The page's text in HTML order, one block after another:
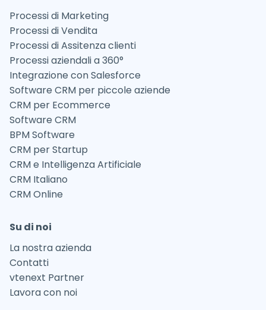
Processi di Marketing
Processi di Vendita
Processi di Assitenza clienti
Processi aziendali a 360°
Integrazione con Salesforce
Software CRM per piccole aziende
CRM per Ecommerce
Software CRM
BPM Software
CRM per Startup
CRM e Intelligenza Artificiale
CRM Italiano
CRM Online
Su di noi
La nostra azienda
Contatti
vtenext Partner
Lavora con noi